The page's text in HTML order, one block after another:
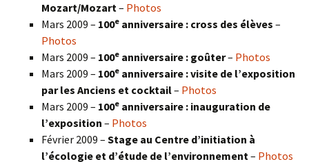
Mozart/Mozart– Photos
Mars 2009 – 100e anniversaire : cross des élèves –
Photos
Mars 2009 – 100e anniversaire : goûter– Photos
Mars 2009 – 100e anniversaire : visite de l’exposition
par les Anciens et cocktail– Photos
Mars 2009 – 100e anniversaire : inauguration de
l’exposition – Photos
Février 2009 – Stage au Centre d’initiation à
l’écologie et d’étude de l’environnement– Photos